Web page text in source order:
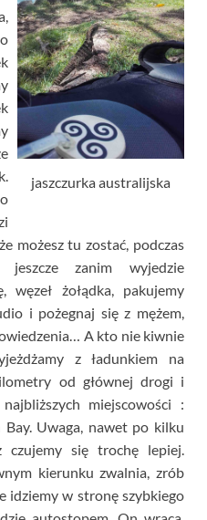
jaszczurka australijska
możesz tu zostać, podczas
zanim wyjedzie
węzeł żołądka, pakujemy
i pożegnaj się z mężem,
A kto nie kiwnie
z ładunkiem na
od głównej drogi i
miejscowości :
Uwaga, nawet po kilku
się trochę lepiej.
kierunku zwalnia, zrób
idziemy w stronę szybkiego